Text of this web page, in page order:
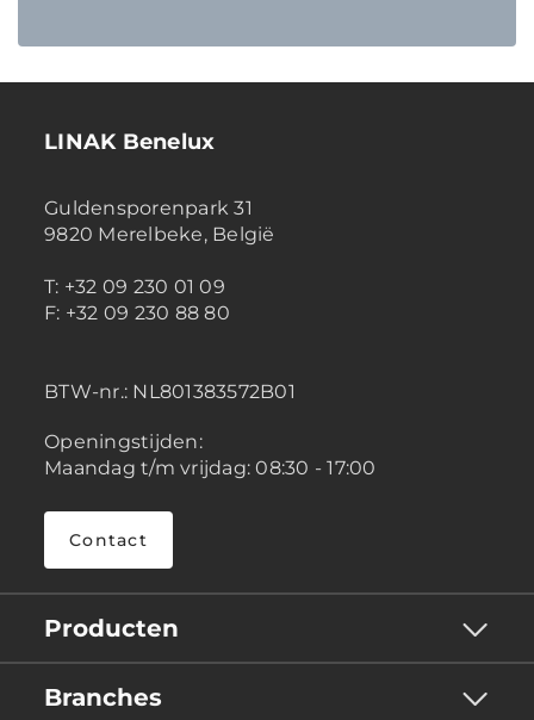
LINAK Benelux
Guldensporenpark 31
9820 Merelbeke, België
T: +32 09 230 01 09
F: +32 09 230 88 80
BTW-nr.: NL801383572B01
Openingstijden:
Maandag t/m vrijdag: 08:30 - 17:00
Contact
Producten
Branches